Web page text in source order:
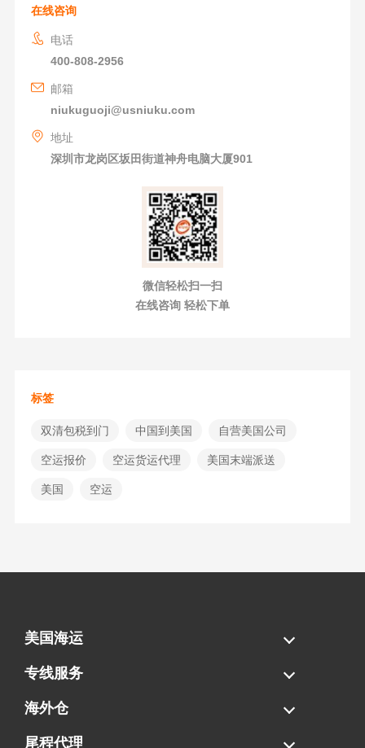
在线咨询
电话
400-808-2956
邮箱
niukuguoji@usniuku.com
地址
深圳市龙岗区坂田街道神舟电脑大厦901
微信轻松扫一扫
在线咨询 轻松下单
标签
双清包税到门 中国到美国 自营美国公司
空运报价 空运货运代理 美国末端派送
美国 空运
美国海运
海运拼柜
海运整柜
美国海卡
加拿大海运
专线服务
FBA专线直送
超大件专线
AWD专线
电池专线
海外仓
一件代发
FBA中转
贴标换标
拆柜/存储
尾程代理